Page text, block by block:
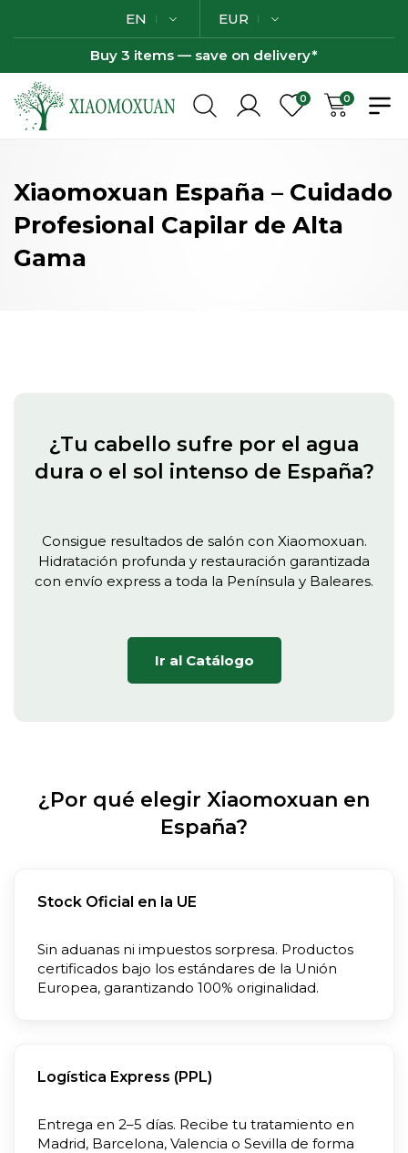
EN EUR
Buy 3 items — save on delivery*
0 0
Xiaomoxuan España – Cuidado
Profesional Capilar de Alta
Gama
¿Tu cabello sufre por el agua
dura o el sol intenso de España?
Consigue resultados de salón con Xiaomoxuan.
Hidratación profunda y restauración garantizada
con envío express a toda la Península y Baleares.
Ir al Catálogo
¿Por qué elegir Xiaomoxuan en
España?
Stock Oficial en la UE
Sin aduanas ni impuestos sorpresa. Productos
certificados bajo los estándares de la Unión
Europea, garantizando 100% originalidad.
Logística Express (PPL)
Entrega en 2–5 días. Recibe tu tratamiento en
Madrid, Barcelona, Valencia o Sevilla de forma